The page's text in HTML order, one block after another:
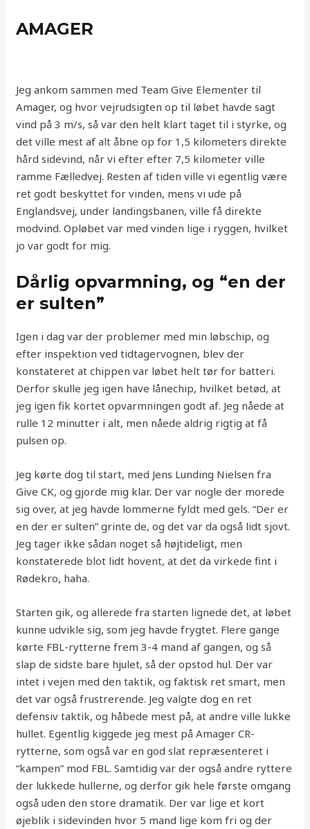
AMAGER
Jeg ankom sammen med Team Give Elementer til
Amager, og hvor vejrudsigten op til løbet havde sagt
vind på 3 m/s, så var den helt klart taget til i styrke, og
det ville mest af alt åbne op for 1,5 kilometers direkte
hård sidevind, når vi efter efter 7,5 kilometer ville
ramme Fælledvej. Resten af tiden ville vi egentlig være
ret godt beskyttet for vinden, mens vi ude på
Englandsvej, under landingsbanen, ville få direkte
modvind. Opløbet var med vinden lige i ryggen, hvilket
jo var godt for mig.
Dårlig opvarmning, og “en der
er sulten”
Igen i dag var der problemer med min løbschip, og
efter inspektion ved tidtagervognen, blev der
konstateret at chippen var løbet helt tør for batteri.
Derfor skulle jeg igen have lånechip, hvilket betød, at
jeg igen fik kortet opvarmningen godt af. Jeg nåede at
rulle 12 minutter i alt, men nåede aldrig rigtig at få
pulsen op.
Jeg kørte dog til start, med Jens Lunding Nielsen fra
Give CK, og gjorde mig klar. Der var nogle der morede
sig over, at jeg havde lommerne fyldt med gels. “Der er
en der er sulten” grinte de, og det var da også lidt sjovt.
Jeg tager ikke sådan noget så højtideligt, men
konstaterede blot lidt hovent, at det da virkede fint i
Rødekro, haha.
Starten gik, og allerede fra starten lignede det, at løbet
kunne udvikle sig, som jeg havde frygtet. Flere gange
kørte FBL-rytterne frem 3-4 mand af gangen, og så
slap de sidste bare hjulet, så der opstod hul. Der var
intet i vejen med den taktik, og faktisk ret smart, men
det var også frustrerende. Jeg valgte dog en ret
defensiv taktik, og håbede mest på, at andre ville lukke
hullet. Egentlig kiggede jeg mest på Amager CR-
rytterne, som også var en god slat repræsenteret i
“kampen” mod FBL. Samtidig var der også andre ryttere
der lukkede hullerne, og derfor gik hele første omgang
også uden den store dramatik. Der var lige et kort
øjeblik i sidevinden hvor 5 mand lige kom fri og der